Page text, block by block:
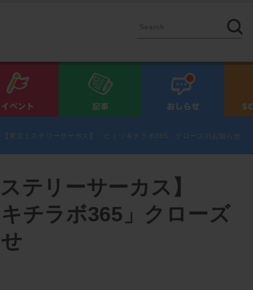
【東京ミステリーサーカス】「ヒミツキチラボ365」クローズのお知らせ
テリーサーカス】
キチラボ365」クローズ